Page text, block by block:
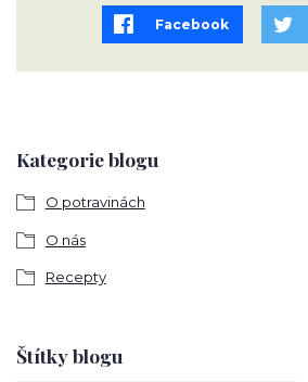
Kategorie blogu
O potravinách
O nás
Recepty
Štítky blogu
Facebook